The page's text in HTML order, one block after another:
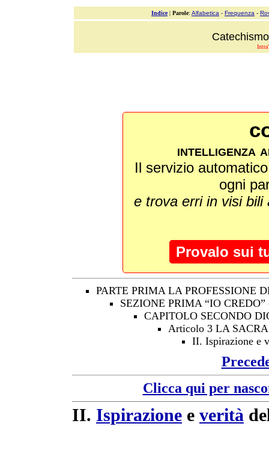
Indice| Parole: Alfabetica - Frequenza -
intelligenza
Il servizio
ogni
e trova erri in visi
Provalo sui
PARTE PRIMA LA PROFESSIONE
SEZIONE PRIMA “IO
CAPITOLO SECONDO
Articolo 3 LA
II. Ispirazione e
Clicca qui per
II. Ispirazione e verità